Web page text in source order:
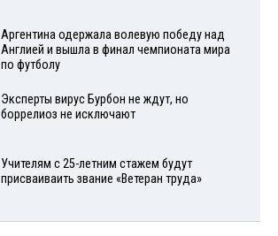
Аргентина одержала волевую победу над
Англией и вышла в финал чемпионата мира
по футболу
Эксперты вирус Бурбон не ждут, но
боррелиоз не исключают
Учителям с 25-летним стажем будут
присваиваить звание «Ветеран труда»